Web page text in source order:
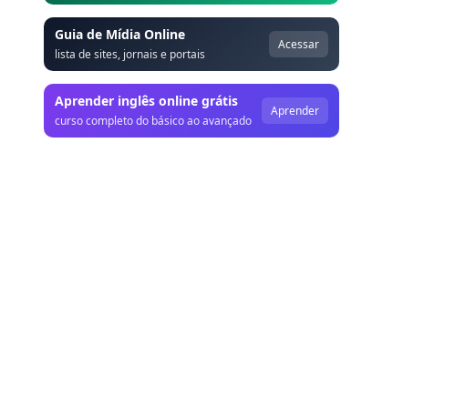
Guia de Mídia Online
lista de sites, jornais e portais
Acessar
Aprender inglês online grátis
curso completo do básico ao avançado
Aprender